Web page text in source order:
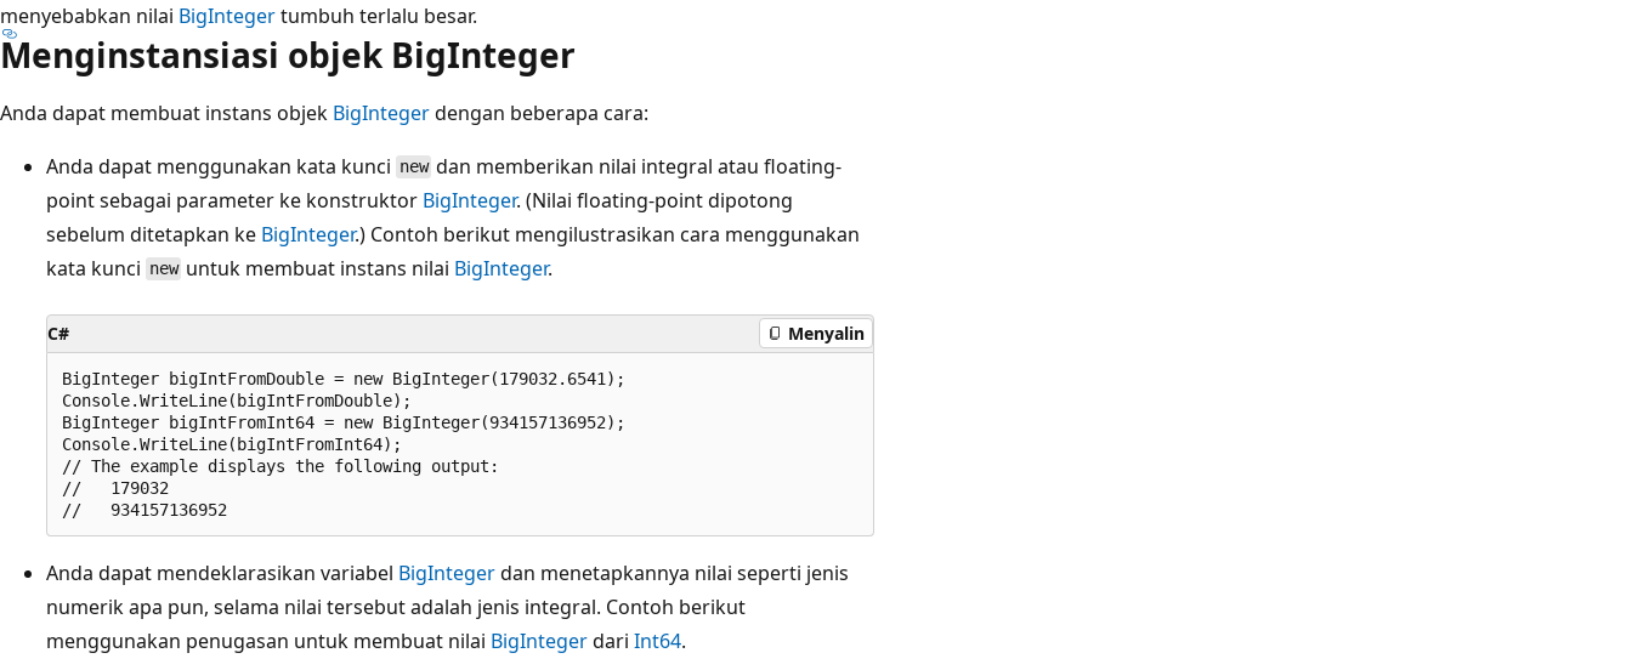
menyebabkan nilai BigIntegertumbuh terlalu besar.
Menginstansiasi objek BigInteger
Anda dapat membuat instans objek BigIntegerdengan beberapa cara:
Anda dapat menggunakan kata kunci new dan memberikan nilai integral atau floating-
point sebagai parameter ke konstruktor BigInteger. (Nilai floating-point dipotong
sebelum ditetapkan ke BigInteger.) Contoh berikut mengilustrasikan cara menggunakan
kata kunci new untuk membuat instans nilai BigInteger.
C# Menyalin
BigInteger bigIntFromDouble = new BigInteger(179032.6541);
Console.WriteLine(bigIntFromDouble);
BigInteger bigIntFromInt64 = new BigInteger(934157136952);
Console.WriteLine(bigIntFromInt64);
// The example displays the following output:
//   179032
Anda dapat mendeklarasikan variabel BigIntegerdan menetapkannya nilai seperti jenis
numerik apa pun, selama nilai tersebut adalah jenis integral. Contoh berikut
menggunakan penugasan untuk membuat nilai BigIntegerdari Int64.